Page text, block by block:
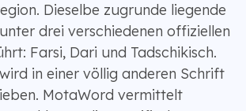
Dieselbe zugrunde liegende
drei verschiedenen offiziellen
Farsi, Dari und Tadschikisch.
in einer völlig anderen Schrift
MotaWord vermittelt